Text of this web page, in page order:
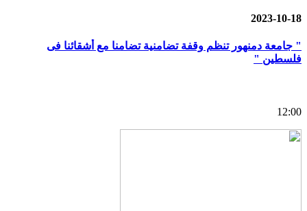
2023-10-18
" جامعة دمنهور تنظم وقفة تضامنية تضامنا مع أشقائنا فى
فلسطين "
12:00